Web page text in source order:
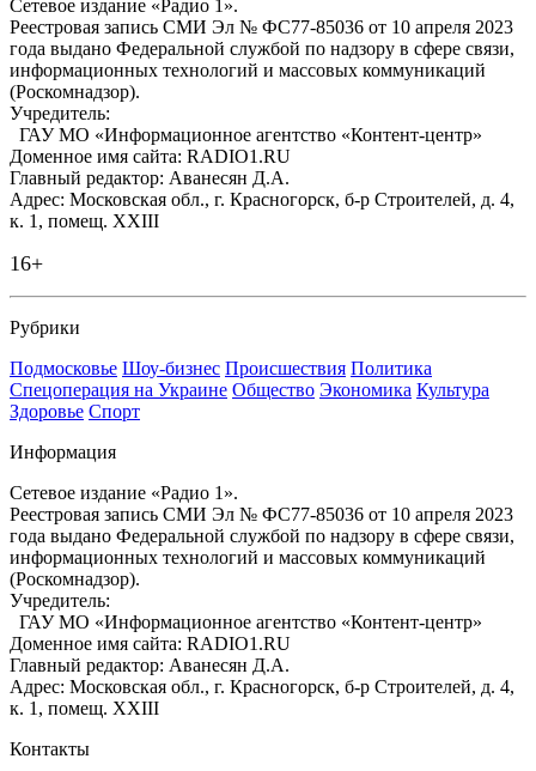
Сетевое издание «Радио 1».
Реестровая запись СМИ Эл № ФС77-85036 от 10 апреля 2023
года выдано Федеральной службой по надзору в сфере связи,
информационных технологий и массовых коммуникаций
(Роскомнадзор).
Учредитель:
ГАУ МО «Информационное агентство «Контент-центр»
Доменное имя сайта: RADIO1.RU
Главный редактор: Аванесян Д.А.
Адрес: Московская обл., г. Красногорск, б-р Строителей, д. 4,
к. 1, помещ. XXIII
16+
Рубрики
Подмосковье Шоу-бизнес Происшествия Политика
Спецоперация на Украине Общество Экономика Культура
Здоровье Спорт
Информация
Сетевое издание «Радио 1».
Реестровая запись СМИ Эл № ФС77-85036 от 10 апреля 2023
года выдано Федеральной службой по надзору в сфере связи,
информационных технологий и массовых коммуникаций
(Роскомнадзор).
Учредитель:
ГАУ МО «Информационное агентство «Контент-центр»
Доменное имя сайта: RADIO1.RU
Главный редактор: Аванесян Д.А.
Адрес: Московская обл., г. Красногорск, б-р Строителей, д. 4,
к. 1, помещ. XXIII
Контакты